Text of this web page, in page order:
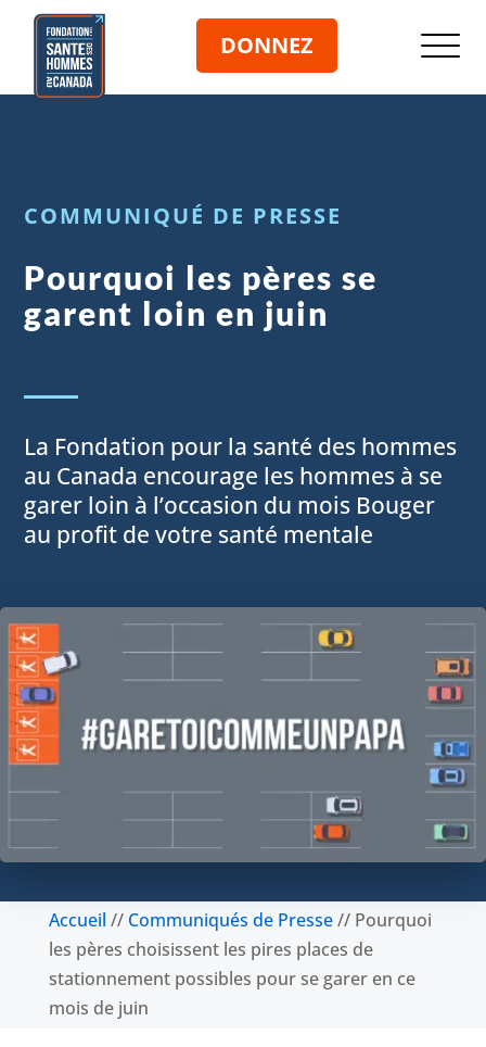
DONNEZ
COMMUNIQUÉ DE PRESSE
Pourquoi les pères se
garent loin en juin
La Fondation pour la santé des hommes
au Canada encourage les hommes à se
garer loin à l’occasion du mois Bouger
au profit de votre santé mentale
Accueil // Communiqués de Presse// Pourquoi
les pères choisissent les pires places de
stationnement possibles pour se garer en ce
mois de juin